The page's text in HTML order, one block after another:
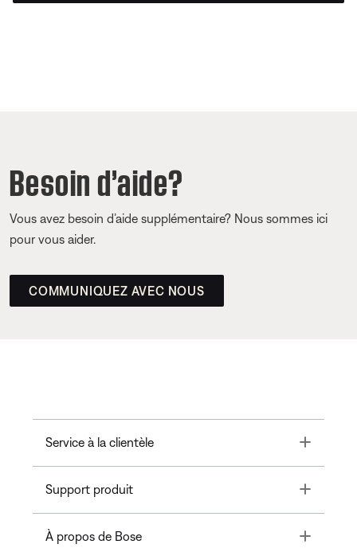
Besoin d’aide?
Vous avez besoin d’aide supplémentaire? Nous sommes ici
pour vous aider.
COMMUNIQUEZ AVEC NOUS
Service à la clientèle Toggle
Support produit Toggle
À propos de Bose Toggle